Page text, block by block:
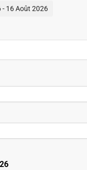
- 16 Août 2026